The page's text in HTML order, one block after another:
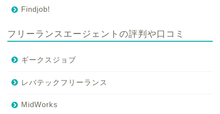
Findjob!
フリーランスエージェントの評判や口コミ
ギークスジョブ
レバテックフリーランス
MidWorks